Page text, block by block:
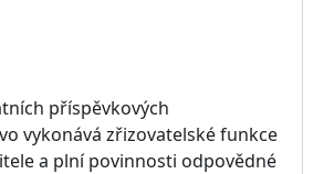
příspěvkových
vykonává zřizovatelské funkce
a plní povinnosti odpovědné